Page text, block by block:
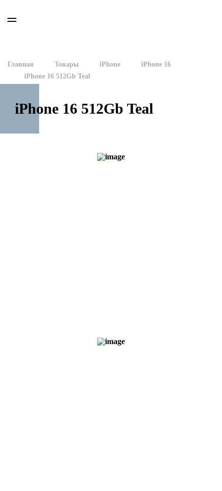
Главная Товары iPhone
iPhone 16
iPhone 16 512Gb Teal
iPhone 16 512Gb Teal